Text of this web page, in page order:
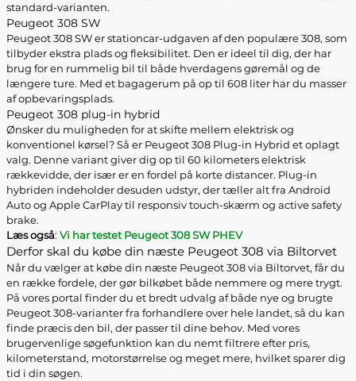
standard-varianten.
Peugeot 308 SW
Peugeot 308 SW er stationcar-udgaven af den populære 308, som
tilbyder ekstra plads og fleksibilitet. Den er ideel til dig, der har
brug for en rummelig bil til både hverdagens gøremål og de
længere ture. Med et bagagerum på op til 608 liter har du masser
af opbevaringsplads.
Peugeot 308 plug-in hybrid
Ønsker du muligheden for at skifte mellem elektrisk og
konventionel kørsel? Så er Peugeot 308 Plug-in Hybrid et oplagt
valg. Denne variant giver dig op til 60 kilometers elektrisk
rækkevidde, der især er en fordel på korte distancer. Plug-in
hybriden indeholder desuden udstyr, der tæller alt fra Android
Auto og Apple CarPlay til responsiv touch-skærm og active safety
brake.
Læs også: Vi har testet Peugeot 308 SW PHEV
Derfor skal du købe din næste Peugeot 308 via Biltorvet
Når du vælger at købe din næste Peugeot 308 via Biltorvet, får du
en række fordele, der gør bilkøbet både nemmere og mere trygt.
På vores portal finder du et bredt udvalg af både nye og brugte
Peugeot 308-varianter fra forhandlere over hele landet, så du kan
finde præcis den bil, der passer til dine behov. Med vores
brugervenlige søgefunktion kan du nemt filtrere efter pris,
kilometerstand, motorstørrelse og meget mere, hvilket sparer dig
tid i din søgen.